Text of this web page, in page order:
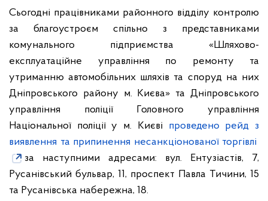
Сьогодні працівниками районного відділу контролю
за благоустроєм спільно з представниками
комунального підприємства «Шляхово-
експлуатаційне управління по ремонту та
утриманню автомобільних шляхів та споруд на них
Дніпровського району м. Києва» та Дніпровського
управління поліції Головного управління
Національної поліції у м. Києві проведено рейд з
виявлення та припинення несанкціонованої торгівлі
за наступними адресами: вул. Ентузіастів, 7,
Русанівський бульвар, 11, проспект Павла Тичини, 15
та Русанівська набережна, 18.